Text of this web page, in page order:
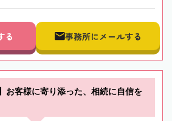
る 事務所にメールする
お客様に寄り添った、相続に自信を